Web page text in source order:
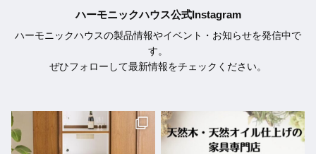
ハーモニックハウス公式Instagram
ハーモニックハウスの製品情報やイベント・お知らせを発信中で
す。
ぜひフォローして最新情報をチェックください。